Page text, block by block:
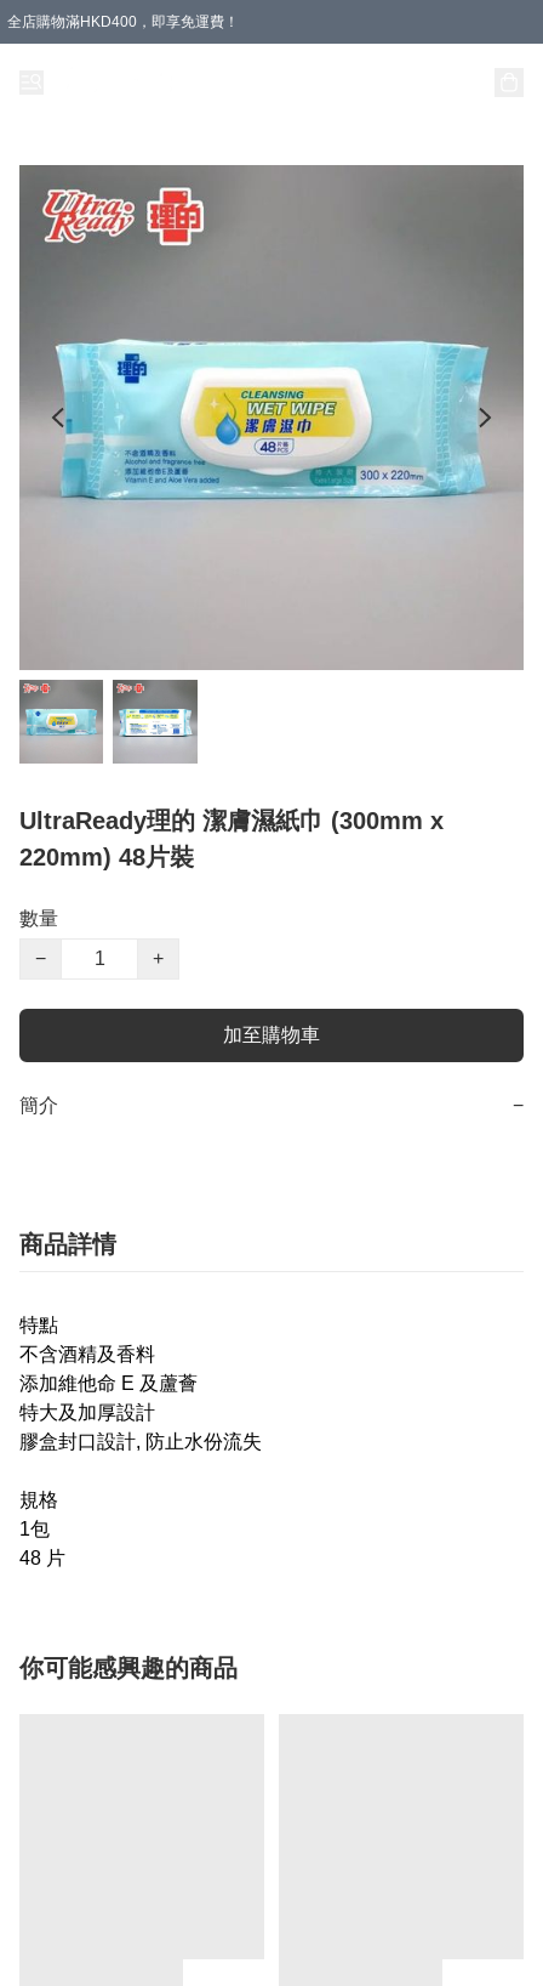
全店購物滿HKD400，即享免運費！
UltraReady理的 潔膚濕紙巾 (300mm x
220mm) 48片裝
數量
−
+
加至購物車
簡介 −
商品詳情
特點
​不含酒精及香料
添加維他命 E 及蘆薈
特大及加厚設計
膠盒封口設計, 防止水份流失
規格
1包
48 片
你可能感興趣的商品